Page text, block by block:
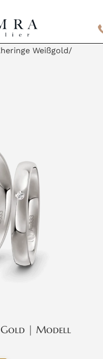
Weißgold
Gold | Modell